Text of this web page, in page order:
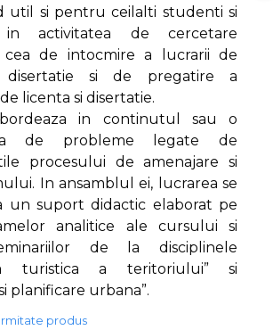
util si pentru ceilalti studenti si
in activitatea de cercetare
cea de intocmire a lucrarii de
disertatie si de pregatire a
licenta si disertatie.
in continutul sau o
de probleme legate de
procesului de amenajare si
In ansamblul ei, lucrarea se
un suport didactic elaborat pe
analitice ale cursului si
de la disciplinele
turistica a teritoriului” si
planificare urbana”.
produs